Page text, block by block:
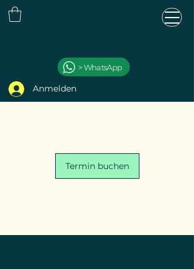
Anmelden
> WhatsApp
Termin buchen